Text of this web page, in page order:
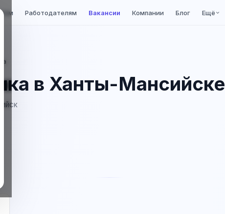
Работодателям Вакансии Компании Блог Ещё
в Ханты-Мансийске